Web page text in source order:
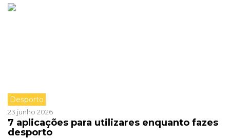
Desporto
23 junho 2026
7 aplicações para utilizares enquanto fazes
desporto